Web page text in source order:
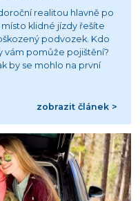
realitou hlavně po
klidné jízdy řešíte
podvozek. Kdo
vám pomůže pojištění?
by se mohlo na první
zobrazit článek >